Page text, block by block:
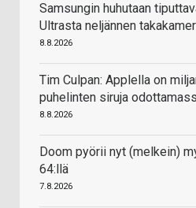
Samsungin huhutaan
Ultrasta neljännen
8.8.2026
Tim Culpan: Applella on
puhelinten siruja
8.8.2026
Doom pyörii nyt (melkein)
64:llä
7.8.2026